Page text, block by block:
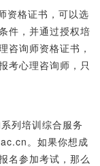
资格证书，可以选
件，并通过授权培
咨询师资格证书，
考心理咨询师，只
列培训综合服务
。如果你想成
名参加考试，那么